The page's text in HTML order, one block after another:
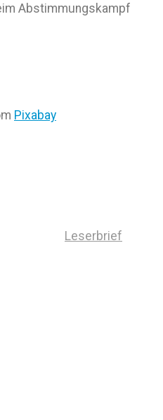
Abstimmungskampf
Pixabay
Leserbrief